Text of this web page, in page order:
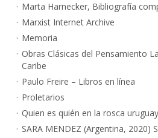
Marta Harnecker, Bibliografía
Marxist Internet Archive
Memoria
Obras Clásicas del Pensamiento
Caribe
Paulo Freire – Libros en línea
Proletarios
Quien es quién en la rosca
SARA MENDEZ (Argentina, 2020)